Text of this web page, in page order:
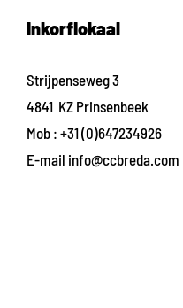
Inkorflokaal
Strijpenseweg 3
4841 KZ Prinsenbeek
Mob : +31 (0)647234926
E-mail info@ccbreda.com